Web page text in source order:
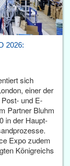
2026:
sich
einer der
und E-
Partner Bluhm
in der Haupt­
Expo zudem
Königreichs